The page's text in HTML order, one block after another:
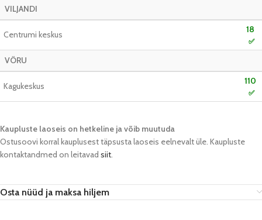
VILJANDI
Centrumi keskus 18
✅
VÕRU
Kagukeskus 110
✅
Kaupluste laoseis on hetkeline ja võib muutuda​
Ostusoovi korral kauplusest täpsusta laoseis eelnevalt üle. Kaupluste
kontaktandmed on leitavad siit.
Osta nüüd ja maksa hiljem